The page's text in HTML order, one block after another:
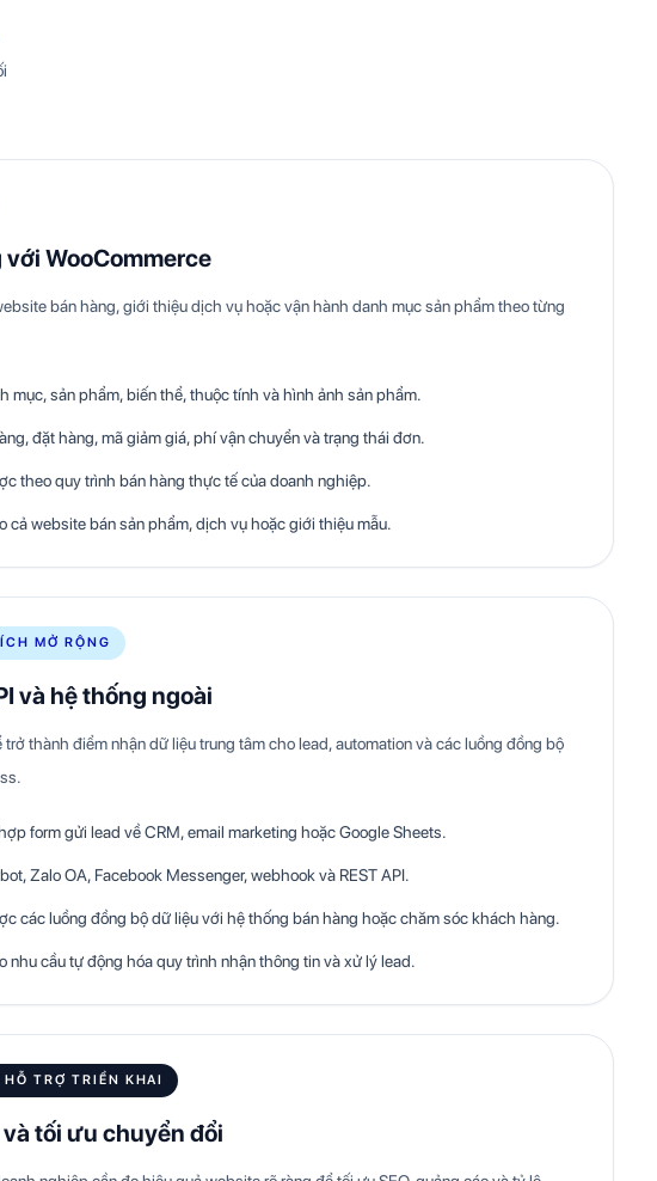
với WooCommerce
bán hàng, giới thiệu dịch vụ hoặc vận hành danh mục sản phẩm theo từng
mục, sản phẩm, biến thể, thuộc tính và hình ảnh sản phẩm.
đặt hàng, mã giảm giá, phí vận chuyển và trạng thái đơn.
theo quy trình bán hàng thực tế của doanh nghiệp.
cả website bán sản phẩm, dịch vụ hoặc giới thiệu mẫu.
MỞ RỘNG
và hệ thống ngoài
trở thành điểm nhận dữ liệu trung tâm cho lead, automation và các luồng đồng bộ
form gửi lead về CRM, email marketing hoặc Google Sheets.
Zalo OA, Facebook Messenger, webhook và REST API.
các luồng đồng bộ dữ liệu với hệ thống bán hàng hoặc chăm sóc khách hàng.
nhu cầu tự động hóa quy trình nhận thông tin và xử lý lead.
TRỢ TRIỂN KHAI
tối ưu chuyển đổi